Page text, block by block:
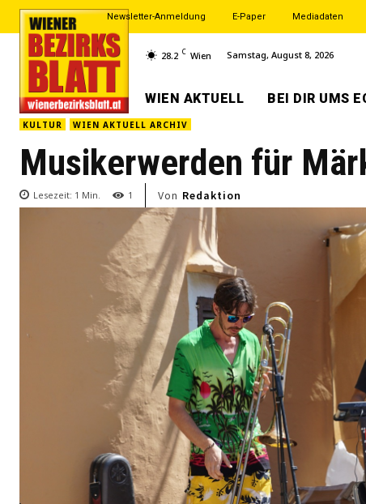
Newsletter-Anmeldung E-Paper Mediadaten
28.2 C Wien Samstag, August 8, 2026
WIEN AKTUELL BEI DIR UMS
KULTUR WIEN AKTUELL ARCHIV
Musikerwerden für
Lesezeit: 1 Min. 1 Von Redaktion